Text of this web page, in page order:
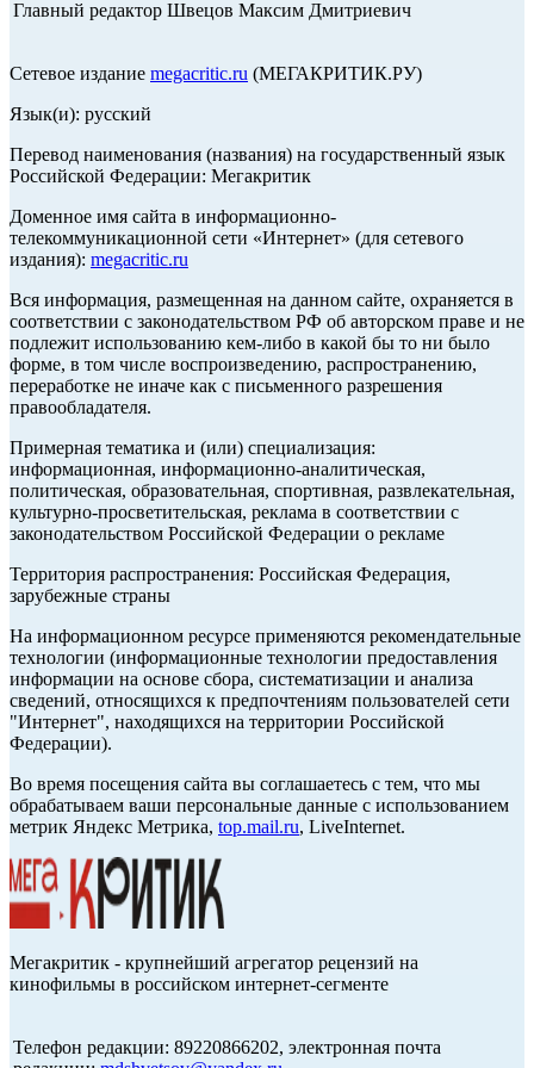
Главный редактор Швецов Максим Дмитриевич
Сетевое издание megacritic.ru (МЕГАКРИТИК.РУ)
Язык(и): русский
Перевод наименования (названия) на государственный язык
Российской Федерации: Мегакритик
Доменное имя сайта в информационно-
телекоммуникационной сети «Интернет» (для сетевого
издания): megacritic.ru
Вся информация, размещенная на данном сайте, охраняется в
соответствии с законодательством РФ об авторском праве и не
подлежит использованию кем-либо в какой бы то ни было
форме, в том числе воспроизведению, распространению,
переработке не иначе как с письменного разрешения
правообладателя.
Примерная тематика и (или) специализация:
информационная, информационно-аналитическая,
политическая, образовательная, спортивная, развлекательная,
культурно-просветительская, реклама в соответствии с
законодательством Российской Федерации о рекламе
Территория распространения: Российская Федерация,
зарубежные страны
На информационном ресурсе применяются рекомендательные
технологии (информационные технологии предоставления
информации на основе сбора, систематизации и анализа
сведений, относящихся к предпочтениям пользователей сети
"Интернет", находящихся на территории Российской
Федерации).
Во время посещения сайта вы соглашаетесь с тем, что мы
обрабатываем ваши персональные данные с использованием
метрик Яндекс Метрика, top.mail.ru, LiveInternet.
Мегакритик - крупнейший агрегатор рецензий на
кинофильмы в российском интернет-сегменте
Телефон редакции: 89220866202, электронная почта